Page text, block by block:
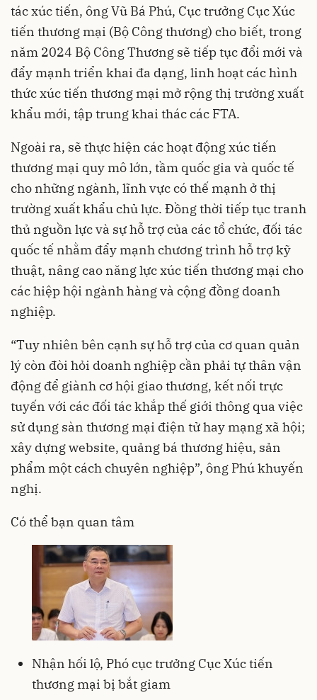
tác xúc tiến, ông Vũ Bá Phú, Cục trưởng Cục Xúc
tiến thương mại (Bộ Công thương) cho biết, trong
năm 2024 Bộ Công Thương sẽ tiếp tục đổi mới và
đẩy mạnh triển khai đa dạng, linh hoạt các hình
thức xúc tiến thương mại mở rộng thị trường xuất
khẩu mới, tập trung khai thác các FTA.
Ngoài ra, sẽ thực hiện các hoạt động xúc tiến
thương mại quy mô lớn, tầm quốc gia và quốc tế
cho những ngành, lĩnh vực có thế mạnh ở thị
trường xuất khẩu chủ lực. Đồng thời tiếp tục tranh
thủ nguồn lực và sự hỗ trợ của các tổ chức, đối tác
quốc tế nhằm đẩy mạnh chương trình hỗ trợ kỹ
thuật, nâng cao năng lực xúc tiến thương mại cho
các hiệp hội ngành hàng và cộng đồng doanh
nghiệp.
“Tuy nhiên bên cạnh sự hỗ trợ của cơ quan quản
lý còn đòi hỏi doanh nghiệp cần phải tự thân vận
động để giành cơ hội giao thương, kết nối trực
tuyến với các đối tác khắp thế giới thông qua việc
sử dụng sàn thương mại điện tử hay mạng xã hội;
xây dựng website, quảng bá thương hiệu, sản
phẩm một cách chuyên nghiệp”, ông Phú khuyến
nghị.
Có thể bạn quan tâm
Nhận hối lộ, Phó cục trưởng Cục Xúc tiến
thương mại bị bắt giam